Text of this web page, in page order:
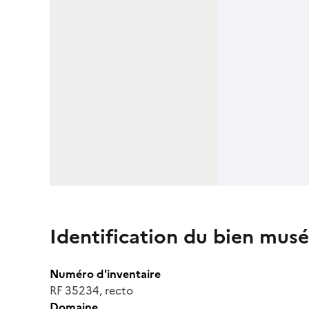
Identification du bien
Numéro d'inventaire
RF 35234, recto